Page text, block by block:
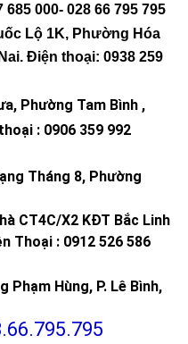
685 000- 028 66 795 795
Lộ 1K, Phường Hóa
Điện thoại: 0938 259
Phường Tam Bình ,
: 0906 359 992
Tháng 8, Phường
CT4C/X2 KĐT Bắc Linh
Thoại : 0912 526 586
Phạm Hùng, P. Lê Bình,